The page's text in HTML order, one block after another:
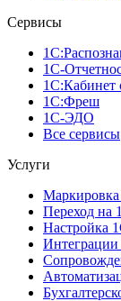
Сервисы
1С-
1С:Кабинет
1С:Фреш
1С-ЭДО
Все сервисы
Услуги
Переход на
Настройка